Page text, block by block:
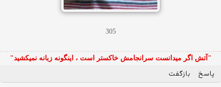
305
"آتش اگر ميدانست سرانجامش خاكستر است ، اينگونه زبانه نميكشيد"
پاسخ بازگفت